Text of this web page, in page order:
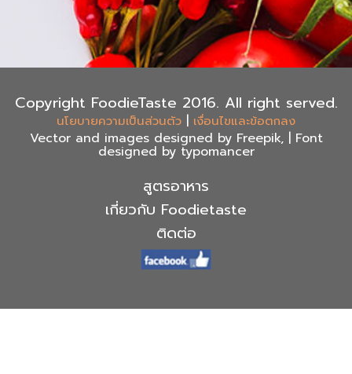
Copyright FoodieTaste 2016. All right served.
นโยบายความเป็นส่วนตัว | เงื่อนไขและข้อตกลง
Vector and images designed by Freepik, | Font
designed by typomancer
สูตรอาหาร
เกี่ยวกับ Foodietaste
ติดต่อ